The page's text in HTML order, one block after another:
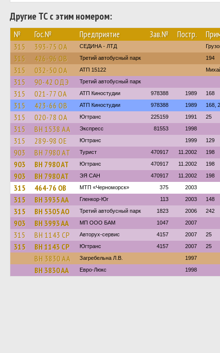
Другие ТС с этим номером:
№ Гос.№ Предприятие Зав.№ Постр.
315 393-75 ОА СЕДИНА - ЛТД
315 426-96 ОВ Третий автобусный парк 194
315 032-50 ОА АТП 15122
315 90-42 ОДЭ Третий автобусный парк
315 021-77 ОА АТП Киностудии 978388 1989 168
315 423-66 ОВ АТП Киностудии 978388 1989 168,
315 020-78 ОА Югтранс 225159 1991 25
315 BH 1538 AA Экспресс 81553 1998
315 289-98 ОЕ Югтранс 1999 129
903 BH 7980 AT Турист 470917 11.2002 198
903 BH 7980 AT Югтранс 470917 11.2002 198
903 BH 7980 AT ЭЯ САН 470917 11.2002 198
315 464-76 ОВ МТП «Черноморск» 375 2003
315 BH 3935 AA Гленкор-Юг 113 2003 148
315 BH 5305 AO Третий автобусный парк 1823 2006 242
903 BH 3993 AA МП ООО БАМ 1047 2007
315 BH 1143 CP Авторух-сервис 4157 2007 25
315 BH 1143 CP Югтранс 4157 2007 25
BH 3830 AA Загребельна Л.В. 1997
BH 3830 AA Евро-Люкс 1998